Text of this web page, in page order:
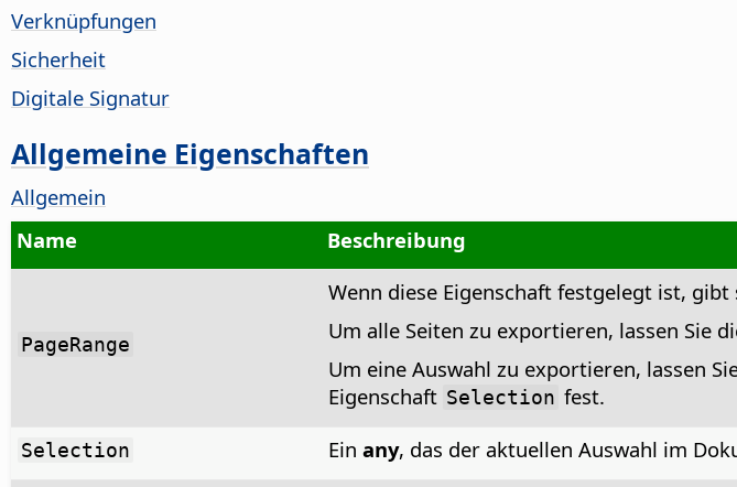
Verknüpfungen
Sicherheit
Digitale Signatur
Allgemeine Eigenschaften
Allgemein
Name
Beschreibung
PageRange
Wenn diese Eigenschaft festgelegt ist,
Um alle Seiten zu exportieren, lassen Sie
Um eine Auswahl zu exportieren, lassen
Eigenschaft Selection fest.
Selection Ein any, das der aktuellen Auswahl im